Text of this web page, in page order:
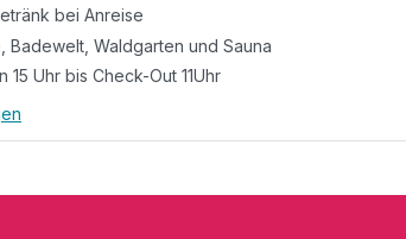
bei Anreise
Badewelt, Waldgarten und Sauna
15 Uhr bis Check-Out 11Uhr